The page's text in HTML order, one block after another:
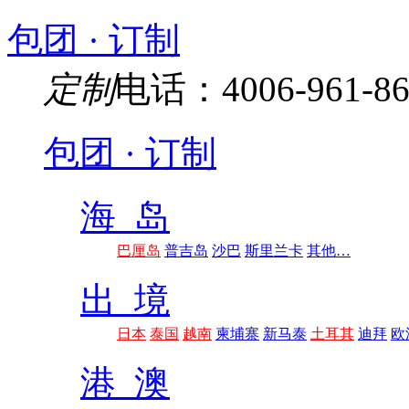
包团 · 订制
定制电话：4006-961-
包团 · 订制
海 岛
巴厘岛 普吉岛 沙巴 斯里兰卡 其他…
出 境
日本 泰国 越南 柬埔寨 新马泰 土耳其 迪拜 欧
港 澳